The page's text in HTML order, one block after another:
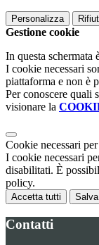
Personalizza
Gestione cookie
In questa schermata
I cookie necessari
piattaforma e non è
Per conoscere quali
visionare la
Cookie necessari
I cookie necessari
disabilitati. È
policy.
Accetta tutti
Contatti